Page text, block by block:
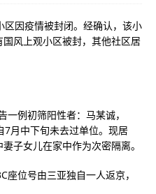
因疫情被封闭。经确认，该小
风上观小区被封，其他社区居
例初筛阳性者：马某诚，
7月中下旬未去过单位。现居
子女儿在家中作为次密隔离。
位号由三亚独自一人返京，